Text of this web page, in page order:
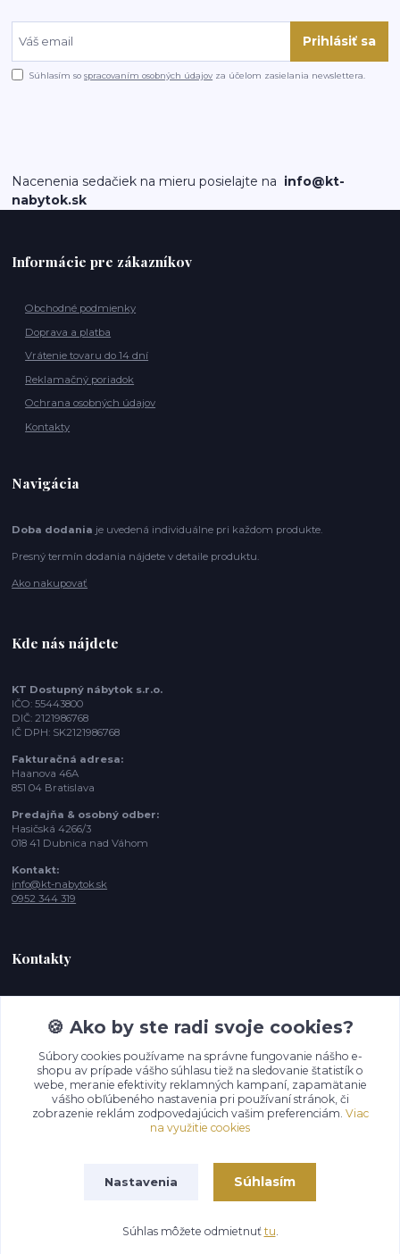
Prihlásiť sa
Súhlasím sospracovaním osobných údajov za účelom zasielania newslettera.
Nacenenia sedačiek na mieru posielajte na info@kt-
nabytok.sk
Informácie pre zákazníkov
Obchodné podmienky
Doprava a platba
Vrátenie tovaru do 14 dní
Reklamačný poriadok
Ochrana osobných údajov
Kontakty
Navigácia
Doba dodania je uvedená individuálne pri každom produkte.
Presný termín dodania nájdete v detaile produktu.
Ako nakupovať
Kde nás nájdete
KT Dostupný nábytok s.r.o.
IČO: 55443800
DIČ: 2121986768
IČ DPH: SK2121986768
Fakturačná adresa:
Haanova 46A
851 04 Bratislava
Predajňa & osobný odber:
Hasičská 4266/3
018 41 Dubnica nad Váhom
Kontakt:
info@kt-nabytok.sk
0952 344 319
Kontakty
+421 952 344 319
(Po-Pia - 10:00 -15:00 hod. , So-Ne 11:00- 17:00
info@kt-nabytok.sk
Vytvorené na
Eshop-rychlo.sk
🍪 Ako by ste radi svoje cookies?
Súbory cookies používame na správne fungovanie nášho e-
shopu av prípade vášho súhlasu tiež na sledovanie štatistík o
webe, meranie efektivity reklamných kampaní, zapamätanie
vášho obľúbeného nastavenia pri používaní stránok, či
zobrazenie reklám zodpovedajúcich vašim preferenciám. Viac
na využitie cookies
Nastavenia Súhlasím
Súhlas môžete odmietnuť tu